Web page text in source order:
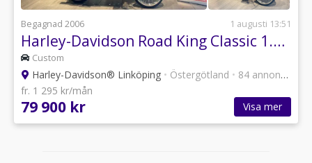
Begagnad 2006 1 augusti 13:51
Harley-Davidson Road King Classic 1.4 Twin Cam 88
Custom
Harley-Davidson® Linköping • Östergötland • 84 annonser
fr. 1 295 kr/mån
79 900 kr Visa mer